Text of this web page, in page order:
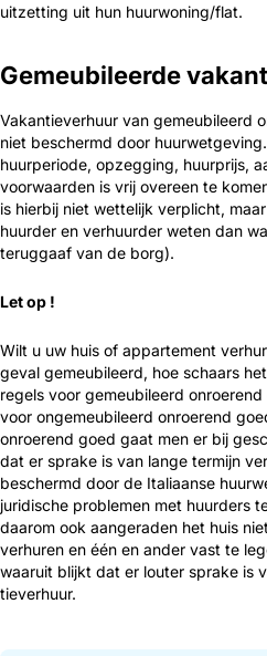
uitzetting uit hun huurwo­ning/flat.
Gemeubileerde
Vakantieverhuur van gemeubileerd
niet be­schermd door
huurperiode, opzegging, huurprijs,
voorwaarden is vrij overeen te
is hierbij niet wettelijk verplicht,
huurder en verhuurder weten dan
teruggaaf van de borg).
Let op !
Wilt u uw huis of appartement
geval gemeubileerd, hoe schaars
regels voor gemeubileerd
voor ongemeubileerd onroerend
onroerend goed gaat men er bij
dat er sprake is van lange termijn
beschermd door de Italiaanse
juridische problemen met huurders
daarom ook aangeraden het huis
verhuren en één en ander vast te
waaruit blijkt dat er louter sprake is
tieverhuur.